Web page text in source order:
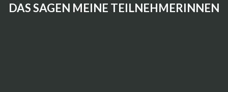
DAS SAGEN MEINE TEILNEHMERINNEN